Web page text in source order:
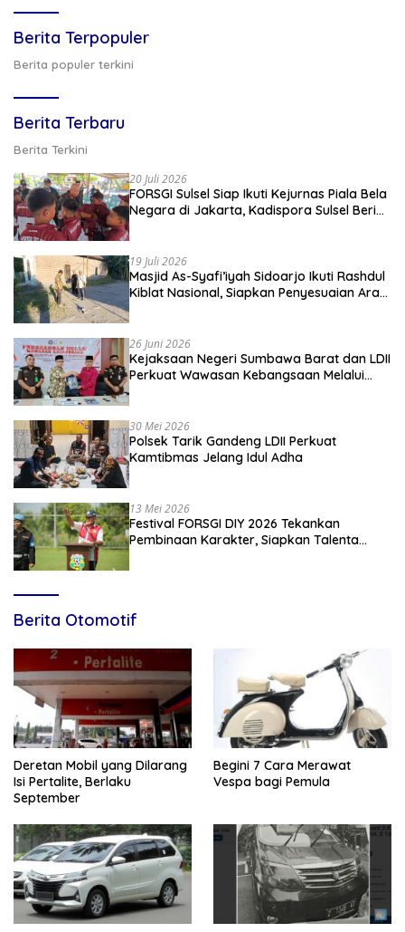
Berita Terpopuler
Berita populer terkini
Berita Terbaru
Berita Terkini
20 Juli 2026
FORSGI Sulsel Siap Ikuti Kejurnas Piala Bela
Negara di Jakarta, Kadispora Sulsel Beri
19 Juli 2026
Masjid As-Syafi’iyah Sidoarjo Ikuti Rashdul
Kiblat Nasional, Siapkan Penyesuaian Arah
26 Juni 2026
Kejaksaan Negeri Sumbawa Barat dan LDII
Perkuat Wawasan Kebangsaan Melalui
30 Mei 2026
Polsek Tarik Gandeng LDII Perkuat
Kamtibmas Jelang Idul Adha
13 Mei 2026
Festival FORSGI DIY 2026 Tekankan
Pembinaan Karakter, Siapkan Talenta
Berita Otomotif
Deretan Mobil yang Dilarang
Isi Pertalite, Berlaku
September
Begini 7 Cara Merawat
Vespa bagi Pemula